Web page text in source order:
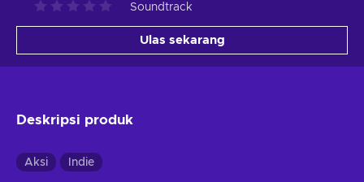
Soundtrack
Ulas sekarang
Deskripsi produk
Aksi Indie